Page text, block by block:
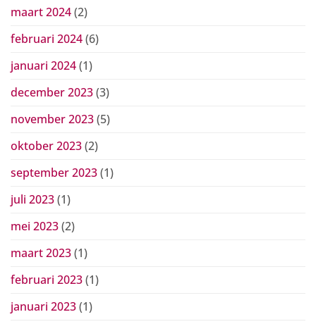
maart 2024(2)
februari 2024(6)
januari 2024(1)
december 2023(3)
november 2023(5)
oktober 2023(2)
september 2023(1)
juli 2023(1)
mei 2023(2)
maart 2023(1)
februari 2023(1)
januari 2023(1)